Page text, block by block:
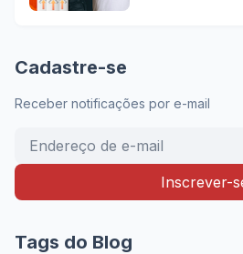
Cadastre-se
Receber notificações por e-mail
Tags do Blog